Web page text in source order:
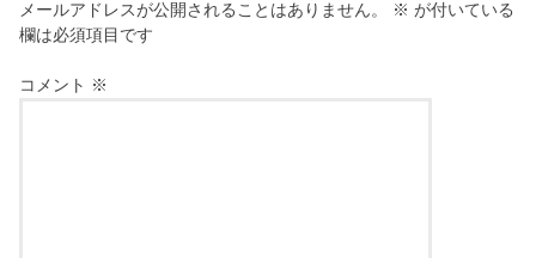
メールアドレスが公開されることはありません。 ※ が付いている
欄は必須項目です
コメント ※